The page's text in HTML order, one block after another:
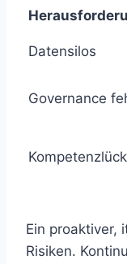
Datensilos
Governance
Ein proaktiver,
Risiken.